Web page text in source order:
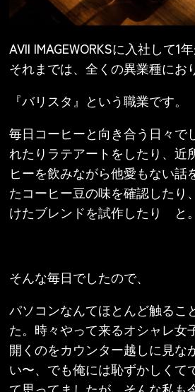
AVII IMAGEWORKSに入社して1
それまでは、全くの異業種にお
『バリスタ』という職業です。
毎日コーヒーと向き合う日々で
れたりラテアートをしたり、近
ヒーを飲みながら他愛もない話
たコーヒー豆の味を確認したり
けたブレンドを試作したり と。
そんな毎日でしたので、
パソコンなんてほとんど触るこ
た。時々やって来るオシャレ女
開くのをカウンター越しに見な
い〜、でも俺には恥ずかしくて